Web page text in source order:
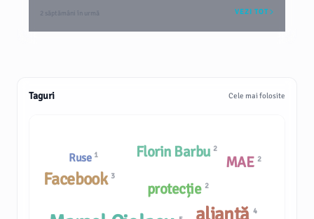
2 săptămâni în urmă VEZI TOT
Taguri Cele mai folosite
Florin Barbu 2
Ruse 1
protecție 2
4
MAE 2
Facebook 3